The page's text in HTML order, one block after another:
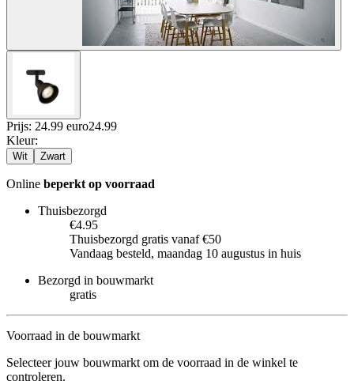
Prijs: 24.99 euro24.99
Kleur:
Wit Zwart
Online beperkt op voorraad
Thuisbezorgd
€4.95
Thuisbezorgd gratis vanaf €50
Vandaag besteld, maandag 10 augustus in huis
Bezorgd in bouwmarkt
gratis
Voorraad in de bouwmarkt
Selecteer jouw bouwmarkt om de voorraad in de winkel te
controleren.